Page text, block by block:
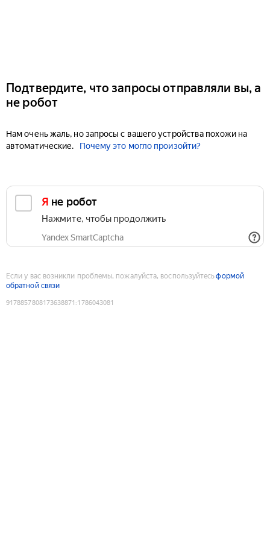
Подтвердите, что запросы отправляли вы, а
не робот
Нам очень жаль, но запросы с вашего устройства похожи на
автоматические.
Почему это могло произойти?
Я не робот
Нажмите, чтобы продолжить
Yandex SmartCaptcha
Если у вас возникли проблемы, пожалуйста, воспользуйтесьформой
обратной связи
9178857808173638871 :1786043081